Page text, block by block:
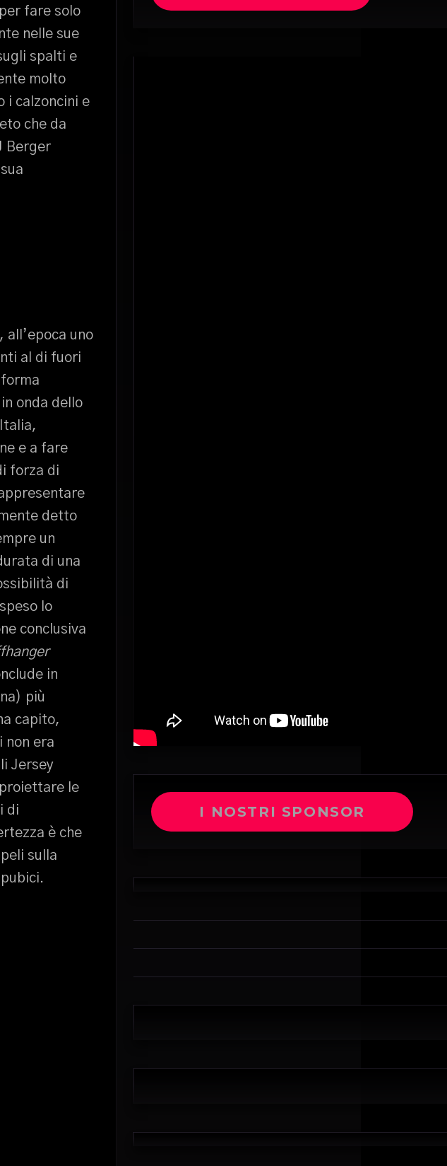
fare solo
nelle sue
spalti e
molto
i calzoncini e
che da
Berger
uno
al di fuori
onda dello
e a fare
forza di
detto
un
di una
di
lo
conclusiva
in
più
capito,
non era
Jersey
le
di
è che
sulla
I NOSTRI SPONSOR